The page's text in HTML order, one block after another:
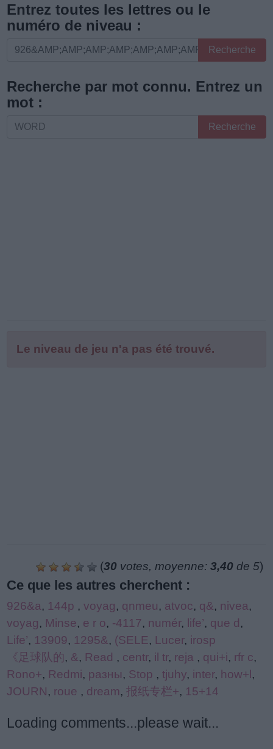
Entrez toutes les lettres ou le
numéro de niveau :
Entrez
les
lettres
Recherche
Recherche par mot connu. Entrez un
mot :
Recherche
Recherche
Le niveau de jeu n'a pas été trouvé.
(30 votes, moyenne: 3,40 de 5)
Ce que les autres cherchent :
926&a, 144p , voyag, qnmeu, atvoc, q&, nivea,
voyag, Minse, e r o, -4117, numér, life’, que d,
Life’, 13909, 1295&, (SELE, Lucer, irosp
《足球队的, &, Read , centr, il tr, reja , qui+i, rfr c,
Rono+, Redmi, разны, Stop , tjuhy, inter, how+l,
JOURN, roue , dream, 报纸专栏+, 15+14
Loading comments...please wait...